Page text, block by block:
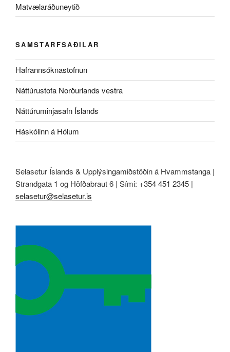
Matvælaráðuneytið
SAMSTARFSAÐILAR
Hafrannsóknastofnun
Náttúrustofa Norðurlands vestra
Náttúruminjasafn Íslands
Háskólinn á Hólum
Selasetur Íslands & Upplýsingamiðstöðin á Hvammstanga |
Strandgata 1 og Höfðabraut 6 | Sími: +354 451 2345 |
selasetur@selasetur.is